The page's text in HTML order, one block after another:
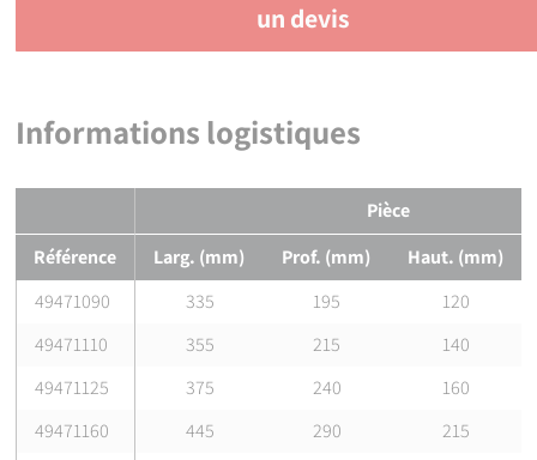
un devis
Informations logistiques
Pièce
Référence
Larg. (mm) Prof. (mm)
Haut. (mm)
49471090
335 195
120
49471110
355 215
140
49471125
375 240
160
49471160
445 290
215